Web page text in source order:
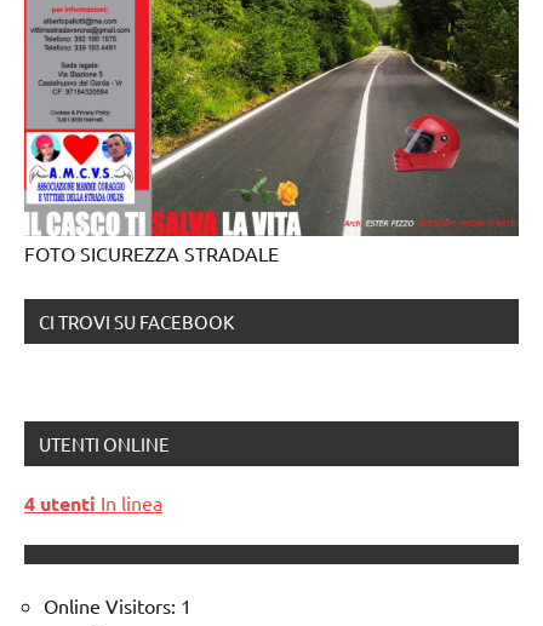
FOTO SICUREZZA STRADALE
CI TROVI SU FACEBOOK
UTENTI ONLINE
4 utenti In linea
Online Visitors: 1